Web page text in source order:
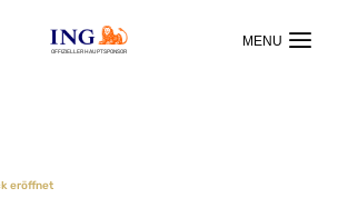
OFFIZIELLER HAUPTSPONSOR
eröffnet